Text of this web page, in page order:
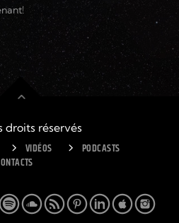
droits réservés
VIDÉOS
PODCASTS